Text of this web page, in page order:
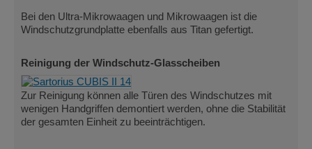
Bei den Ultra-Mikrowaagen und Mikrowaagen ist die
Windschutzgrundplatte ebenfalls aus Titan gefertigt.
Reinigung der Windschutz-Glasscheiben
Zur Reinigung können alle Türen des Windschutzes mit
wenigen Handgriffen demontiert werden, ohne die Stabilität
der gesamten Einheit zu beeinträchtigen.